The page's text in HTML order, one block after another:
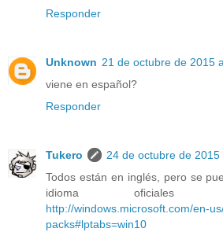
Responder
Unknown 21 de octubre de 2015
viene en español?
Responder
Tukero
24 de octubre de 2015
Todos están en inglés, pero se
idioma oficiales
http://windows.microsoft.com/en-
packs#lptabs=win10